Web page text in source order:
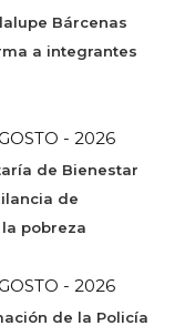
Bárcenas
a integrantes
- 2026
de Bienestar
de
pobreza
- 2026
de la Policía